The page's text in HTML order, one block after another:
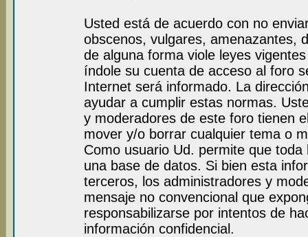
Usted está de acuerdo con no
obscenos, vulgares, amenazantes,
de alguna forma viole leyes
índole su cuenta de acceso al foro
Internet será informado. La
ayudar a cumplir estas normas.
y moderadores de este foro tienen
mover y/o borrar cualquier tema o
Como usuario Ud. permite que
una base de datos. Si bien esta
terceros, los administradores y
mensaje no convencional que
responsabilizarse por intentos de
información confidencial.